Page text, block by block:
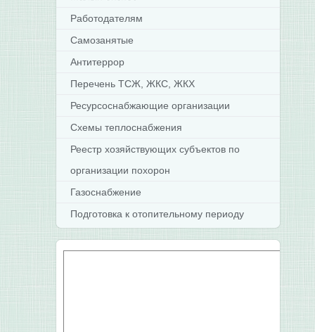
Работодателям
Самозанятые
Антитеррор
Перечень ТСЖ, ЖКС, ЖКХ
Ресурсоснабжающие организации
Схемы теплоснабжения
Реестр хозяйствующих субъектов по
организации похорон
Газоснабжение
Подготовка к отопительному периоду